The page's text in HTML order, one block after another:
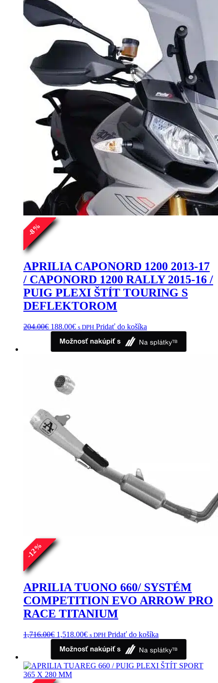
-
8
%
APRILIA CAPONORD 1200 2013-17
/ CAPONORD 1200 RALLY 2015-16 /
PUIG PLEXI ŠTÍT TOURING S
DEFLEKTOROM
204.00€ Pôvodná
cena
bola:
204.00€.
188.00€Aktuálna
je:
188.00€.
s DPH Pridať do košíka
-
12
%
APRILIA TUONO 660/ SYSTÉM
COMPETITION EVO ARROW PRO
RACE TITANIUM
1,716.00€ Pôvodná
bola:
1,716.00€.
1,518.00€Aktuálna
je:
1,518.00€.
s DPH Pridať do košíka